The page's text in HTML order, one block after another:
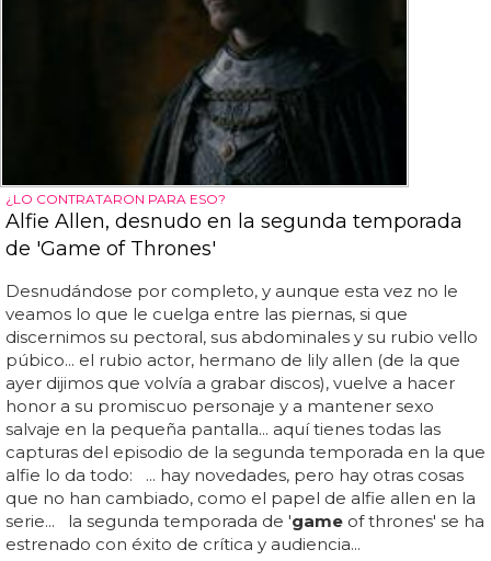
¿LO CONTRATARON PARA ESO?
Alfie Allen, desnudo en la segunda temporada
de 'Game of Thrones'
Desnudándose por completo, y aunque esta vez no le
veamos lo que le cuelga entre las piernas, si que
discernimos su pectoral, sus abdominales y su rubio vello
púbico... el rubio actor, hermano de lily allen (de la que
ayer dijimos que volvía a grabar discos), vuelve a hacer
honor a su promiscuo personaje y a mantener sexo
salvaje en la pequeña pantalla... aquí tienes todas las
capturas del episodio de la segunda temporada en la que
alfie lo da todo: ... hay novedades, pero hay otras cosas
que no han cambiado, como el papel de alfie allen en la
serie... la segunda temporada de 'game of thrones' se ha
estrenado con éxito de crítica y audiencia...